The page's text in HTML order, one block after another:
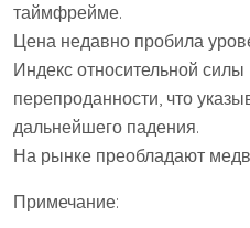
таймфрейме.
Цена недавно пробила
Индекс относительной силы
перепроданности, что
дальнейшего падения.
На рынке преобладают
Примечание: